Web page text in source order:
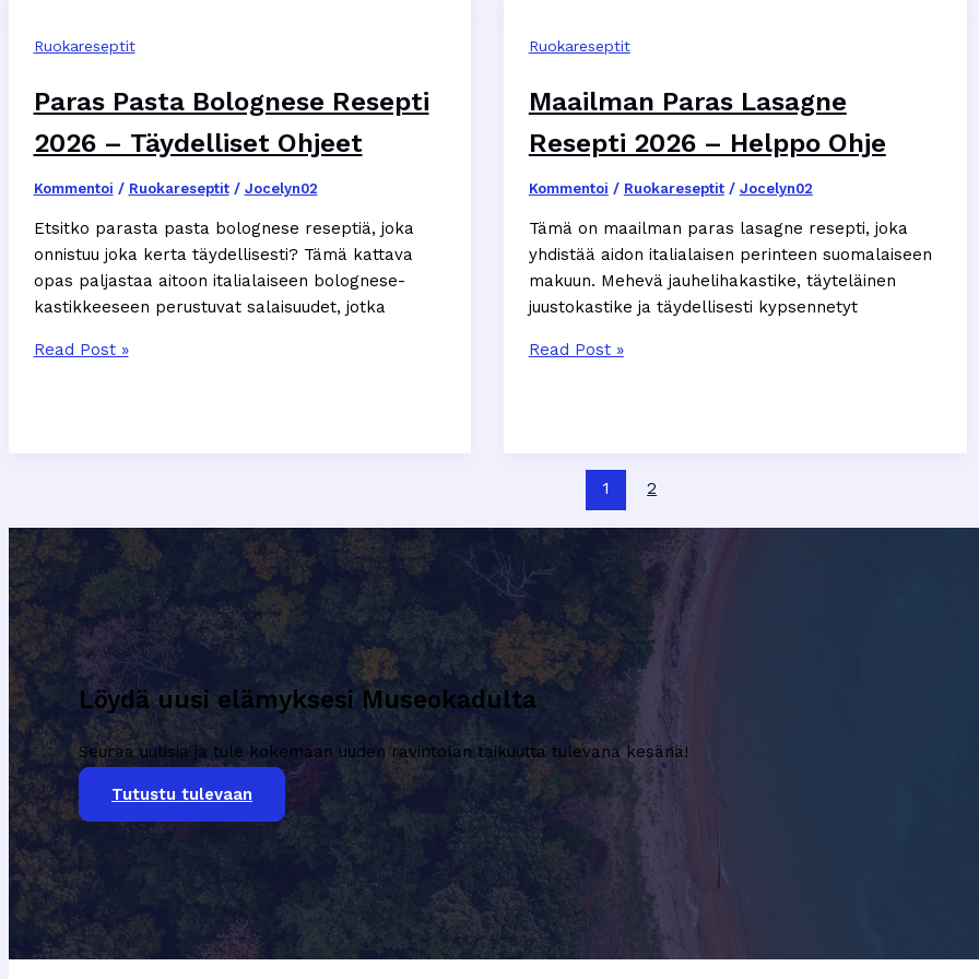
–
&
Helpot
Ruokareseptit
Paras Pasta Bolognese Resepti
2026 – Täydelliset Ohjeet
Kommentoi / Ruokareseptit/ Jocelyn02
Etsitko parasta pasta bolognese reseptiä, joka
onnistuu joka kerta täydellisesti? Tämä kattava
opas paljastaa aitoon italialaiseen bolognese-
kastikkeeseen perustuvat salaisuudet, jotka
Paras
Ohjeet
Read Post »
Ruokareseptit
Maailman Paras Lasagne
Resepti 2026 – Helppo Ohje
Kommentoi / Ruokareseptit/ Jocelyn02
Tämä on maailman paras lasagne resepti, joka
yhdistää aidon italialaisen perinteen suomalaiseen
makuun. Mehevä jauhelihakastike, täyteläinen
juustokastike ja täydellisesti kypsennetyt
Maailman
Helppo
Ohje
Read Post »
1 2
Löydä uusi elämyksesi Museokadulta
Seuraa uutisia ja tule kokemaan uuden ravintolan taikuutta tulevana kesänä!
Tutustu tulevaan